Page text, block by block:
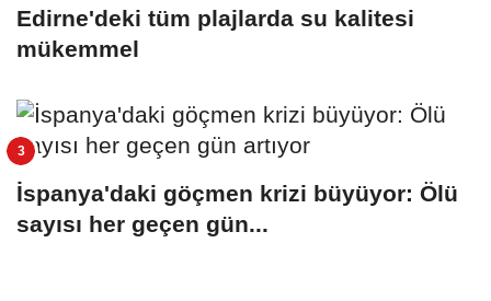
Edirne'deki tüm plajlarda su kalitesi
mükemmel
İspanya'daki göçmen krizi büyüyor: Ölü
sayısı her geçen gün...